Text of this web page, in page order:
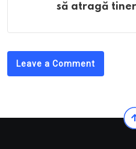
să atragă
Leave a Comment